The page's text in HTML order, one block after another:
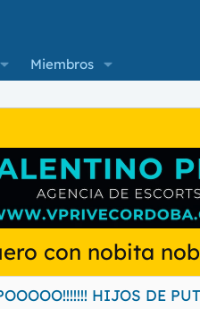
Miembros
con nobita
HIJOS DE